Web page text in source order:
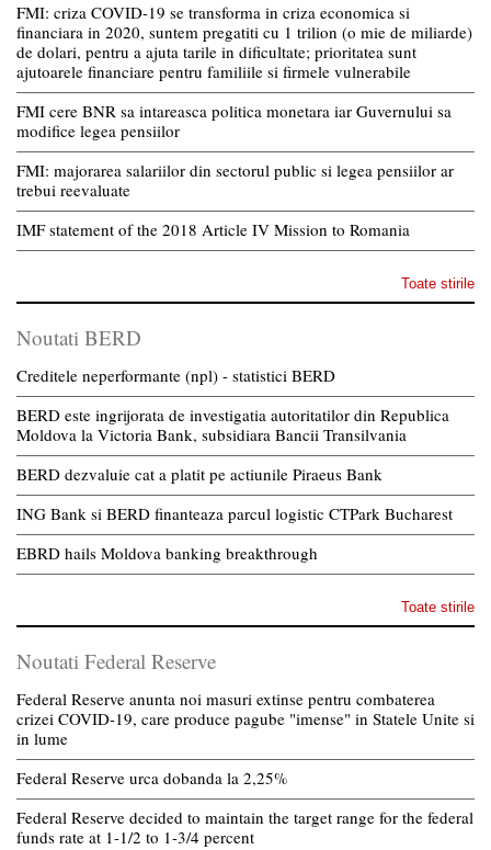
FMI: criza COVID-19 se transforma in criza economica si
financiara in 2020, suntem pregatiti cu 1 trilion (o mie de miliarde)
de dolari, pentru a ajuta tarile in dificultate; prioritatea sunt
ajutoarele financiare pentru familiile si firmele vulnerabile
FMI cere BNR sa intareasca politica monetara iar Guvernului sa
modifice legea pensiilor
FMI: majorarea salariilor din sectorul public si legea pensiilor ar
trebui reevaluate
IMF statement of the 2018 Article IV Mission to Romania
Toate stirile
Noutati BERD
Creditele neperformante (npl) - statistici BERD
BERD este ingrijorata de investigatia autoritatilor din Republica
Moldova la Victoria Bank, subsidiara Bancii Transilvania
BERD dezvaluie cat a platit pe actiunile Piraeus Bank
ING Bank si BERD finanteaza parcul logistic CTPark Bucharest
EBRD hails Moldova banking breakthrough
Toate stirile
Noutati Federal Reserve
Federal Reserve anunta noi masuri extinse pentru combaterea
crizei COVID-19, care produce pagube "imense" in Statele Unite si
in lume
Federal Reserve urca dobanda la 2,25%
Federal Reserve decided to maintain the target range for the federal
funds rate at 1-1/2 to 1-3/4 percent